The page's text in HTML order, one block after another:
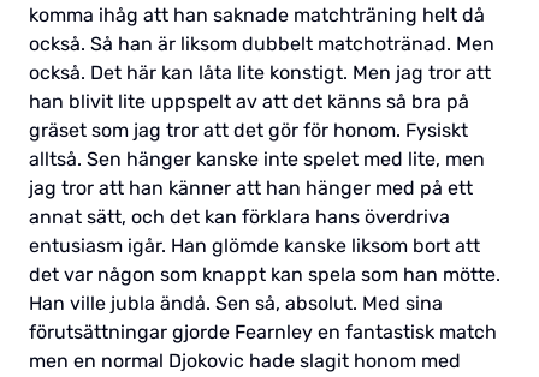
komma ihåg att han saknade matchträning helt då
också. Så han är liksom dubbelt matchotränad. Men
också. Det här kan låta lite konstigt. Men jag tror att
han blivit lite uppspelt av att det känns så bra på
gräset som jag tror att det gör för honom. Fysiskt
alltså. Sen hänger kanske inte spelet med lite, men
jag tror att han känner att han hänger med på ett
annat sätt, och det kan förklara hans överdriva
entusiasm igår. Han glömde kanske liksom bort att
det var någon som knappt kan spela som han mötte.
Han ville jubla ändå. Sen så, absolut. Med sina
förutsättningar gjorde Fearnley en fantastisk match
men en normal Djokovic hade slagit honom med